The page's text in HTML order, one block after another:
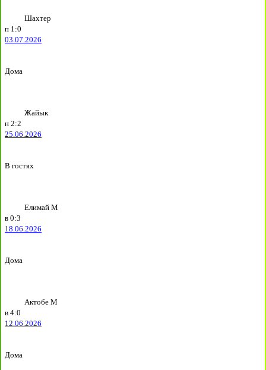
Шахтер
п 1:0
03.07.2026
Дома
Жайык
н 2:2
25.06.2026
В гостях
Елимай М
в 0:3
18.06.2026
Дома
Актобе М
в 4:0
12.06.2026
Дома